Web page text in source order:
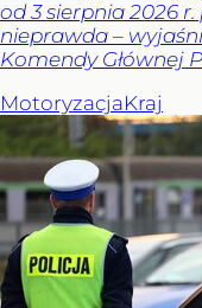
od 3 sierpnia 2026
nieprawda –
Komendy Głównej
MotoryzacjaKraj